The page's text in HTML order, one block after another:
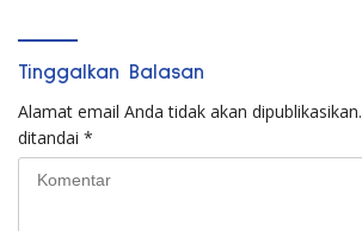
Tinggalkan Balasan
Alamat email Anda tidak akan dipublikasikan.
ditandai *